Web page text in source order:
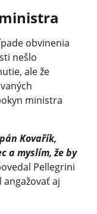
obvinenia
nešlo
ale že
ministra
Kovařík,
a myslím, že by
Pellegrini
angažovať aj